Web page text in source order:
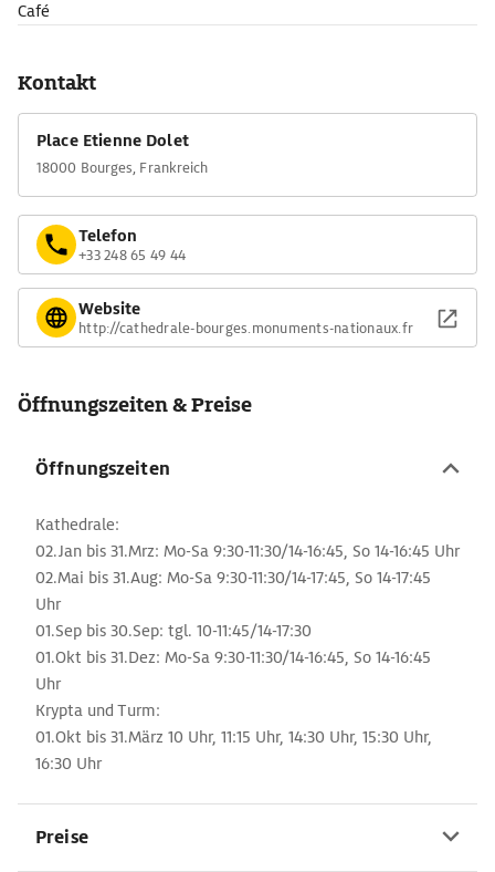
Café
Kontakt
Place Etienne Dolet
18000 Bourges, Frankreich
Telefon
+33 248 65 49 44
Website
http://cathedrale-bourges.monuments-nationaux.fr
Öffnungszeiten & Preise
Öffnungszeiten
Kathedrale:
02.Jan bis 31.Mrz: Mo-Sa 9:30-11:30/14-16:45, So 14-16:45 Uhr
02.Mai bis 31.Aug: Mo-Sa 9:30-11:30/14-17:45, So 14-17:45
Uhr
01.Sep bis 30.Sep: tgl. 10-11:45/14-17:30
01.Okt bis 31.Dez: Mo-Sa 9:30-11:30/14-16:45, So 14-16:45
Uhr
Krypta und Turm:
01.Okt bis 31.März 10 Uhr, 11:15 Uhr, 14:30 Uhr, 15:30 Uhr,
16:30 Uhr
Preise